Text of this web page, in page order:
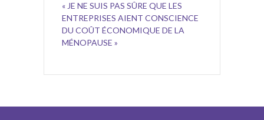
« JE NE SUIS PAS SÛRE QUE LES
ENTREPRISES AIENT CONSCIENCE
DU COÛT ÉCONOMIQUE DE LA
MÉNOPAUSE »